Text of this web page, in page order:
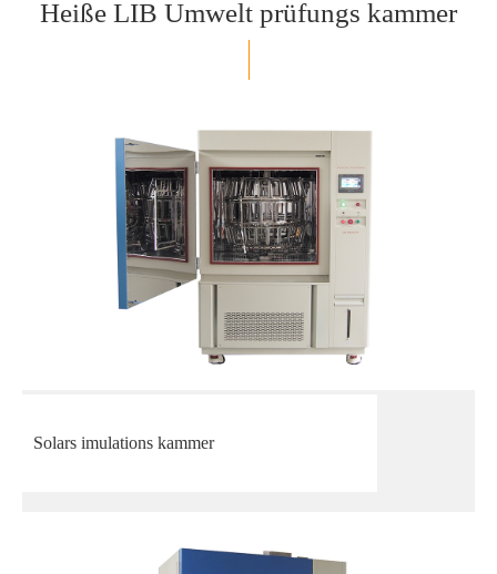
Heiße LIB Umwelt prüfungs kammer
Solars imulations kammer